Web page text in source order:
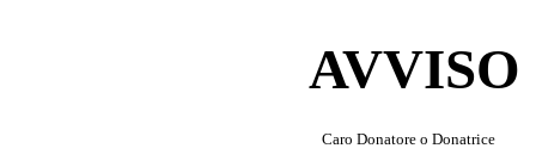
Caro Donatore o Donatrice